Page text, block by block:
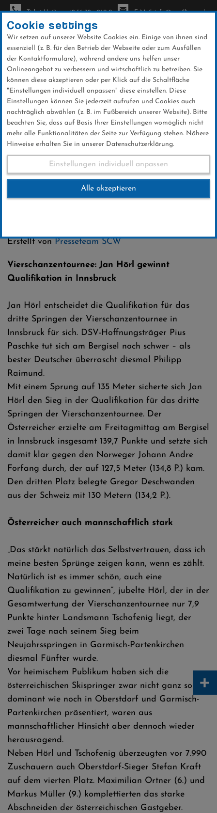
Direkt
zum
Inhalt
Ticket-Hotline: +49 56 32 - 960-0 E-Mail: info@sc-willingen.de
News
Qualifikation Innsbruck
3.1.2025
Erstellt vonPresseteam SCW
Vierschanzentournee: Jan Hörl gewinnt
Qualifikation in Innsbruck
Jan Hörl entscheidet die Qualifikation für das
dritte Springen der Vierschanzentournee in
Innsbruck für sich. DSV-Hoffnungsträger Pius
Paschke tut sich am Bergisel noch schwer – als
bester Deutscher überrascht diesmal Philipp
Raimund.
Mit einem Sprung auf 135 Meter sicherte sich Jan
Hörl den Sieg in der Qualifikation für das dritte
Springen der Vierschanzentournee. Der
Österreicher erzielte am Freitagmittag am Bergisel
in Innsbruck insgesamt 139,7 Punkte und setzte sich
damit klar gegen den Norweger Johann Andre
Forfang durch, der auf 127,5 Meter (134,8 P.) kam.
Den dritten Platz belegte Gregor Deschwanden
aus der Schweiz mit 130 Metern (134,2 P.).
Österreicher auch mannschaftlich stark
„Das stärkt natürlich das Selbstvertrauen, dass ich
meine besten Sprünge zeigen kann, wenn es zählt.
Natürlich ist es immer schön, auch eine
Qualifikation zu gewinnen“, jubelte Hörl, der in der
Gesamtwertung der Vierschanzentournee nur 7,9
Punkte hinter Landsmann Tschofenig liegt, der
zwei Tage nach seinem Sieg beim
Neujahrsspringen in Garmisch-Partenkirchen
diesmal Fünfter wurde.
Vor heimischem Publikum haben sich die
österreichischen Skispringer zwar nicht ganz so
dominant wie noch in Oberstdorf und Garmisch-
Partenkirchen präsentiert, waren aus
mannschaftlicher Hinsicht aber dennoch wieder
herausragend.
Neben Hörl und Tschofenig überzeugten vor 7.990
Zuschauern auch Oberstdorf-Sieger Stefan Kraft
auf dem vierten Platz. Maximilian Ortner (6.) und
Markus Müller (9.) komplettierten das starke
Abschneiden der österreichischen Gastgeber.
Cookie settings
Wir setzen auf unserer Website Cookies ein. Einige von ihnen sind
essenziell (z. B. für den Betrieb der Webseite oder zum Ausfüllen
der Kontaktformulare), während andere uns helfen unser
Onlineangebot zu verbessern und wirtschaftlich zu betreiben. Sie
können diese akzeptieren oder per Klick auf die Schaltfläche
"Einstellungen individuell anpassen" diese einstellen. Diese
Einstellungen können Sie jederzeit aufrufen und Cookies auch
nachträglich abwählen (z. B. im Fußbereich unserer Website). Bitte
beachten Sie, dass auf Basis Ihrer Einstellungen womöglich nicht
mehr alle Funktionalitäten der Seite zur Verfügung stehen. Nähere
Hinweise erhalten Sie in unserer Datenschutzerklärung.
Einstellungen individuell anpassen
Alle akzeptieren
+